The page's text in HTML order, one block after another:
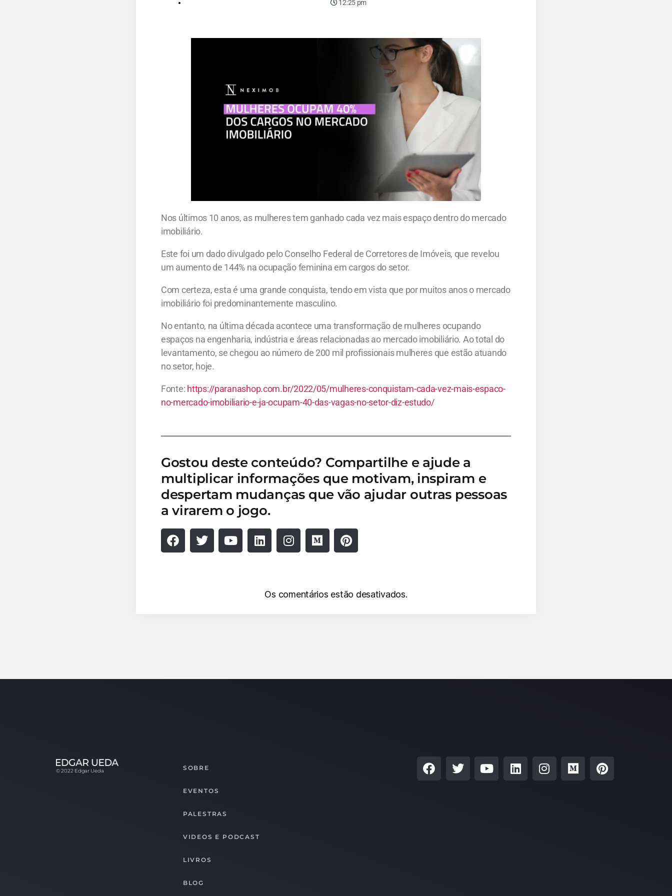
12:25 pm
Nos últimos 10 anos, as mulheres tem ganhado cada vez mais espaço dentro do mercado
imobiliário.
Este foi um dado divulgado pelo Conselho Federal de Corretores de Imóveis, que revelou
um aumento de 144% na ocupação feminina em cargos do setor.
Com certeza, esta é uma grande conquista, tendo em vista que por muitos anos o mercado
imobiliário foi predominantemente masculino.
No entanto, na última década acontece uma transformação de mulheres ocupando
espaços na engenharia, indústria e áreas relacionadas ao mercado imobiliário. Ao total do
levantamento, se chegou ao número de 200 mil profissionais mulheres que estão atuando
no setor, hoje.
Fonte: https://paranashop.com.br/2022/05/mulheres-conquistam-cada-vez-mais-espaco-
no-mercado-imobiliario-e-ja-ocupam-40-das-vagas-no-setor-diz-estudo/
Gostou deste conteúdo? Compartilhe e ajude a
multiplicar informações que motivam, inspiram e
despertam mudanças que vão ajudar outras pessoas
a virarem o jogo.
Os comentários estão desativados.
© 2022 Edgar Ueda SOBRE
EVENTOS
PALESTRAS
VIDEOS E PODCAST
LIVROS
BLOG